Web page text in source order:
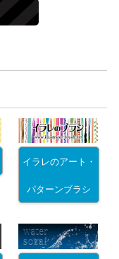
イラレのアート・
パターンブラシ